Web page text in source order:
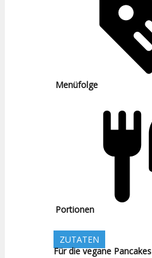
Menüfolge
Portionen
ZUTATEN
Für die vegane Pancakes